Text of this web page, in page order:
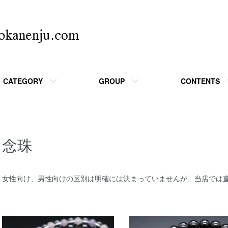
CATEGORY GROUP CONTENTS
念珠
女性向け、男性向けの区別は明確には決まっていませんが、当店では
カテゴリー一覧